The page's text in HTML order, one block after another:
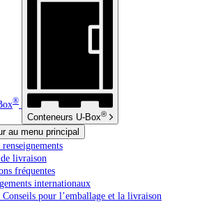
®
Conteneurs U-Box®
au menu principal
livraison
fréquentes
internationaux
Conseils pour l’emballage et la livraison